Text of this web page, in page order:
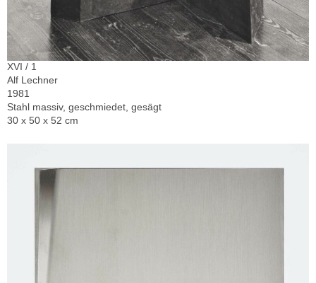
XVI / 1
Alf Lechner
1981
Stahl massiv, geschmiedet, gesägt
30 x 50 x 52 cm